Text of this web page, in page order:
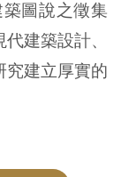
圖說之徵集
建築設計、
究建立厚實的